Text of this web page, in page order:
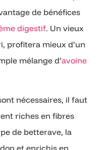
de bénéfices
digestif. Un vieux
profitera mieux d’un
mélange d’avoine
nécessaires, il faut
riches en fibres
de betterave, la